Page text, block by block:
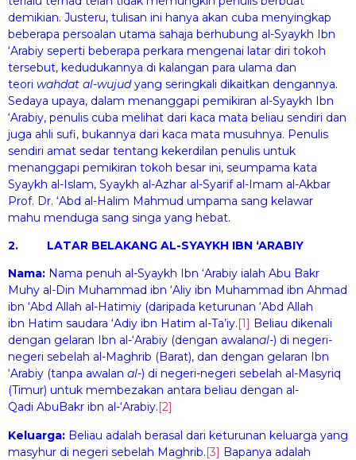
demikian. Justeru, tulisan ini hanya akan cuba menyingkap
beberapa persoalan utama sahaja berhubung al-Syaykh Ibn
‘Arabiy seperti beberapa perkara mengenai latar diri tokoh
tersebut, kedudukannya di kalangan para ulama dan
teori wahdat al-wujudyang seringkali dikaitkan dengannya.
Sedaya upaya, dalam menanggapi pemikiran al-Syaykh Ibn
‘Arabiy, penulis cuba melihat dari kaca mata beliau sendiri dan
juga ahli sufi, bukannya dari kaca mata musuhnya. Penulis
sendiri amat sedar tentang kekerdilan penulis untuk
menanggapi pemikiran tokoh besar ini, seumpama kata
Syaykh al-Islam, Syaykh al-Azhar al-Syarif al-Imam al-Akbar
Prof. Dr. ‘Abd al-Halim Mahmud umpama sang kelawar
mahu menduga sang singa yang hebat.
2. LATAR BELAKANG AL-SYAYKH IBN ‘ARABIY
Nama: Nama penuh al-Syaykh Ibn ‘Arabiy ialah Abu Bakr
Muhy al-Din Muhammad ibn ‘Aliy ibn Muhammad ibn Ahmad
ibn ‘Abd Allah al-Hatimiy (daripada keturunan ‘Abd Allah
ibn Hatim saudara ‘Adiy ibn Hatim al-Ta’iy.[1] Beliau dikenali
dengan gelaran Ibn al-‘Arabiy (dengan awalanal-) di negeri-
negeri sebelah al-Maghrib (Barat), dan dengan gelaran Ibn
‘Arabiy (tanpa awalan al-) di negeri-negeri sebelah al-Masyriq
(Timur) untuk membezakan antara beliau dengan al-
Qadi AbuBakr ibn al-‘Arabiy.[2]
Keluarga: Beliau adalah berasal dari keturunan keluarga yang
masyhur di negeri sebelah Maghrib.[3] Bapanya adalah